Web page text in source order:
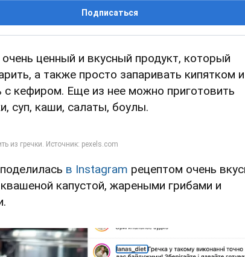
Подписаться
ценный и вкусный продукт, который
а также просто запаривать кипятком и
с кефиром. Еще из нее можно приготовить
суп, каши, салаты, боулы.
в Instagram рецептом очень
квашеной капустой, жареными грибами и